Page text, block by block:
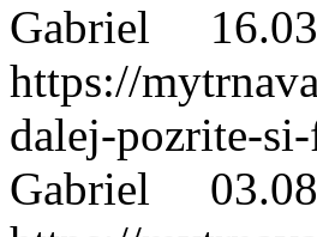
Gabriel
https://
dalej-pozrite-
Gabriel